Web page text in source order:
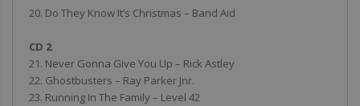
20. Do They Know It’s Christmas – Band Aid
CD 2
21. Never Gonna Give You Up – Rick Astley
22. Ghostbusters – Ray Parker Jnr.
23. Running In The Family – Level 42